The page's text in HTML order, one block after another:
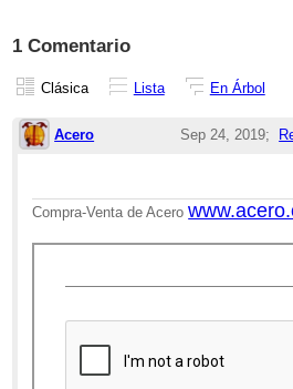
1 Comentario
Clásica Lista En Árbol
Acero Sep 24, 2019;
Re:
Compra-Venta de Acero